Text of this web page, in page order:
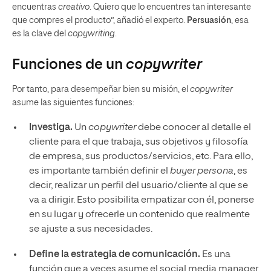
encuentras creativo. Quiero que lo encuentres tan interesante
que compres el producto”, añadió el experto. Persuasión, esa
es la clave del copywriting.
Funciones de un copywriter
Por tanto, para desempeñar bien su misión, el copywriter
asume las siguientes funciones:
Investiga. Uncopywriterdebe conocer al detalle el
cliente para el que trabaja, sus objetivos y filosofía
de empresa, sus productos/servicios, etc. Para ello,
es importante también definir el buyer persona, es
decir, realizar un perfil del usuario/cliente al que se
va a dirigir. Esto posibilita empatizar con él, ponerse
en su lugar y ofrecerle un contenido que realmente
se ajuste a sus necesidades.
Define la estrategia de comunicación. Es una